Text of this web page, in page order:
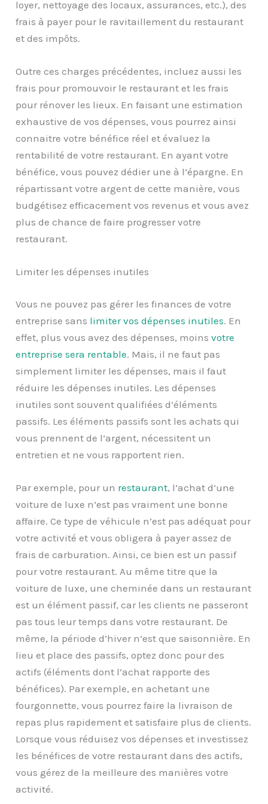
loyer, nettoyage des locaux, assurances, etc.), des
frais à payer pour le ravitaillement du restaurant
et des impôts.
Outre ces charges précédentes, incluez aussi les
frais pour promouvoir le restaurant et les frais
pour rénover les lieux. En faisant une estimation
exhaustive de vos dépenses, vous pourrez ainsi
connaitre votre bénéfice réel et évaluez la
rentabilité de votre restaurant. En ayant votre
bénéfice, vous pouvez dédier une à l’épargne. En
répartissant votre argent de cette manière, vous
budgétisez efficacement vos revenus et vous avez
plus de chance de faire progresser votre
restaurant.
Limiter les dépenses inutiles
Vous ne pouvez pas gérer les finances de votre
entreprise sans limiter vos dépenses inutiles. En
effet, plus vous avez des dépenses, moinsvotre
entreprise sera rentable. Mais, il ne faut pas
simplement limiter les dépenses, mais il faut
réduire les dépenses inutiles. Les dépenses
inutiles sont souvent qualifiées d’éléments
passifs. Les éléments passifs sont les achats qui
vous prennent de l’argent, nécessitent un
entretien et ne vous rapportent rien.
Par exemple, pour un restaurant, l’achat d’une
voiture de luxe n’est pas vraiment une bonne
affaire. Ce type de véhicule n’est pas adéquat pour
votre activité et vous obligera à payer assez de
frais de carburation. Ainsi, ce bien est un passif
pour votre restaurant. Au même titre que la
voiture de luxe, une cheminée dans un restaurant
est un élément passif, car les clients ne passeront
pas tous leur temps dans votre restaurant. De
même, la période d’hiver n’est que saisonnière. En
lieu et place des passifs, optez donc pour des
actifs (éléments dont l’achat rapporte des
bénéfices). Par exemple, en achetant une
fourgonnette, vous pourrez faire la livraison de
repas plus rapidement et satisfaire plus de clients.
Lorsque vous réduisez vos dépenses et investissez
les bénéfices de votre restaurant dans des actifs,
vous gérez de la meilleure des manières votre
activité.